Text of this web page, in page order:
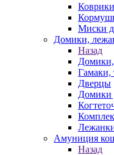
Миски
Домики,
Назад
Домики,
Гамаки,
Дверцы
Домики
Амуниция
Назад